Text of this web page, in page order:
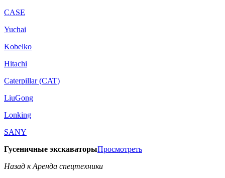
CASE
Yuchai
Kobelko
Hitachi
Caterpillar (CAT)
LiuGong
Lonking
SANY
Гусеничные экскаваторыПросмотреть
Назад к Аренда спецтехники